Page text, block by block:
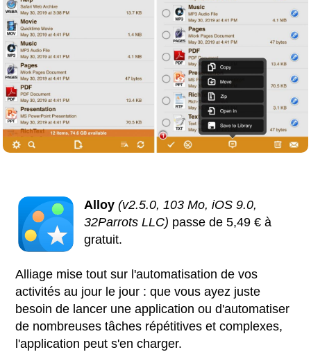
Alloy(v2.5.0, 103 Mo, iOS 9.0,
32Parrots LLC) passe de 5,49 € à
gratuit.
Alliage mise tout sur l'automatisation de vos
activités au jour le jour : que vous ayez juste
besoin de lancer une application ou d'automatiser
de nombreuses tâches répétitives et complexes,
l'application peut s'en charger.